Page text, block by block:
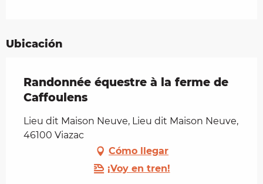
Ubicación
Randonnée équestre à la ferme de
Caffoulens
Lieu dit Maison Neuve, Lieu dit Maison Neuve,
46100 Viazac
Cómo llegar
¡Voy en tren!